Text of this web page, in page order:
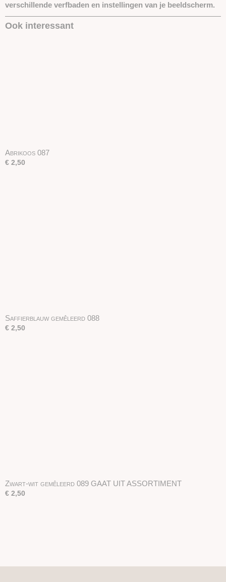
verschillende verfbaden en instellingen van je beeldscherm.
Ook interessant
Abrikoos 087
€ 2,50
Saffierblauw gemêleerd 088
€ 2,50
Zwart-wit gemêleerd 089 GAAT UIT ASSORTIMENT
€ 2,50